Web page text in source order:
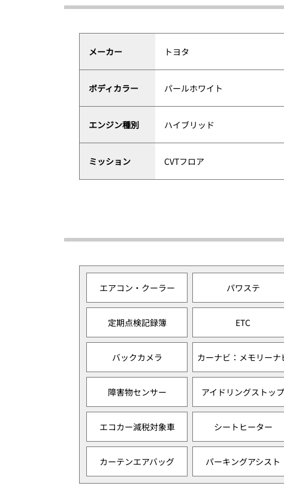
メーカー トヨタ
ボディカラー パールホワイト
エンジン種別 ハイブリッド
ミッション CVTフロア
エアコン・クーラー パワステ
定期点検記録簿 ETC
バックカメラ カーナビ：メモリーナ
障害物センサー アイドリングストップ
エコカー減税対象車 シートヒーター
カーテンエアバッグ パーキングアシスト